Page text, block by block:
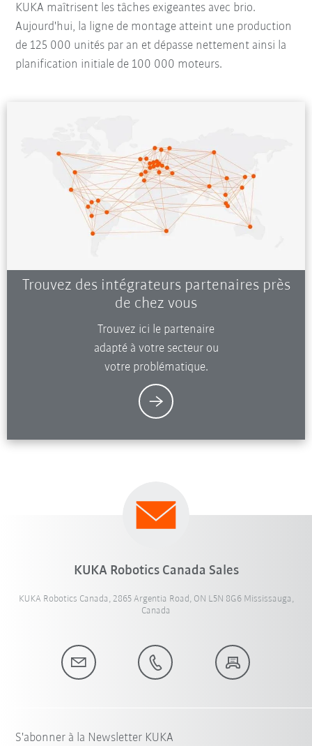
KUKA maîtrisent les tâches exigeantes avec brio.
Aujourd'hui, la ligne de montage atteint une production
de 125 000 unités par an et dépasse nettement ainsi la
planification initiale de 100 000 moteurs.
Trouvez des intégrateurs partenaires près
de chez vous
Trouvez ici le partenaire
adapté à votre secteur ou
votre problématique.
KUKA Robotics Canada Sales
KUKA Robotics Canada, 2865 Argentia Road, ON L5N 8G6 Mississauga,
Canada
S'abonner à la Newsletter KUKA